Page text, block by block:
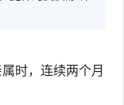
时，连续两个月